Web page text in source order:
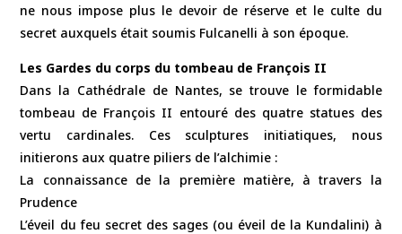
ne nous impose plus le devoir de réserve et le culte du
secret auxquels était soumis Fulcanelli à son époque.
Les Gardes du corps du tombeau de François II
Dans la Cathédrale de Nantes, se trouve le formidable
tombeau de François II entouré des quatre statues des
vertu cardinales. Ces sculptures initiatiques, nous
initierons aux quatre piliers de l’alchimie :
La connaissance de la première matière, à travers la
Prudence
L’éveil du feu secret des sages (ou éveil de la Kundalini) à